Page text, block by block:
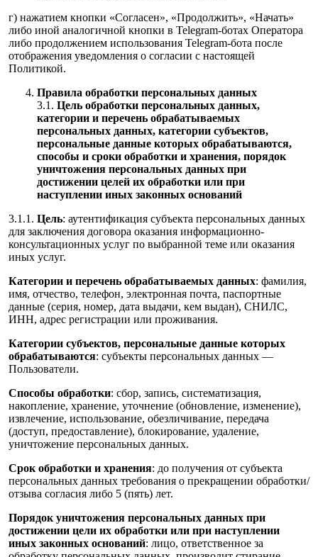
г) нажатием кнопки «Согласен», «Продолжить», «Начать»
либо иной аналогичной кнопки в Telegram-ботах Оператора
либо продолжением использования Telegram-бота после
отображения уведомления о согласии с настоящей
Политикой.
Правила обработки персональных данных
3.1. Цель обработки персональных данных,
категории и перечень обрабатываемых
персональных данных, категории субъектов,
персональные данные которых обрабатываются,
способы и сроки обработки и хранения, порядок
уничтожения персональных данных при
достижении целей их обработки или при
наступлении иных законных оснований
3.1.1. Цель: аутентификация субъекта персональных данных
для заключения договора оказания информационно-
консультационных услуг по выбранной теме или оказания
иных услуг.
Категории и перечень обрабатываемых данных: фамилия,
имя, отчество, телефон, электронная почта, паспортные
данные (серия, номер, дата выдачи, кем выдан), СНИЛС,
ИНН, адрес регистрации или проживания.
Категории субъектов, персональные данные которых
обрабатываются: субъекты персональных данных —
Пользователи.
Способы обработки: сбор, запись, систематизация,
накопление, хранение, уточнение (обновление, изменение),
извлечение, использование, обезличивание, передача
(доступ, предоставление), блокирование, удаление,
уничтожение персональных данных.
Срок обработки и хранения: до получения от субъекта
персональных данных требования о прекращении обработки/
отзыва согласия либо 5 (пять) лет.
Порядок уничтожения персональных данных при
достижении цели их обработки или при наступлении
иных законных оснований: лицо, ответственное за